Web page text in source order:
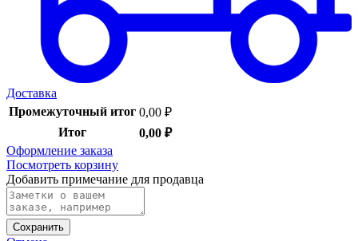
Доставка
Промежуточный итог 0,00 ₽
Итог
0,00 ₽
Оформление заказа
Посмотреть корзину
Добавить примечание для продавца
Сохранить